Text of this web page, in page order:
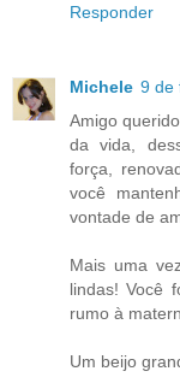
Responder
Michele 9 de
Amigo
da vida,
força,
você
vontade de
Mais uma
lindas! Você
rumo à
Um beijo